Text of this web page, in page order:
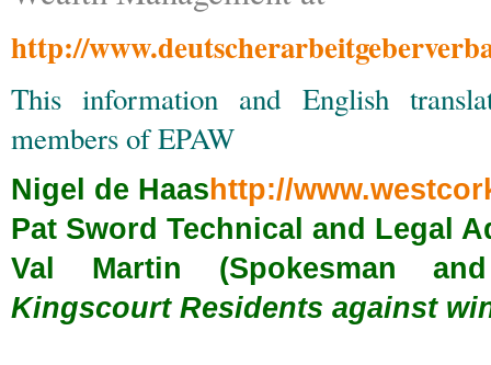
http://
This information and English
members of EPAW
Nigel de Haas http://
Pat Sword Technical and Legal
Val Martin (Spokesman
Kingscourt Residents against